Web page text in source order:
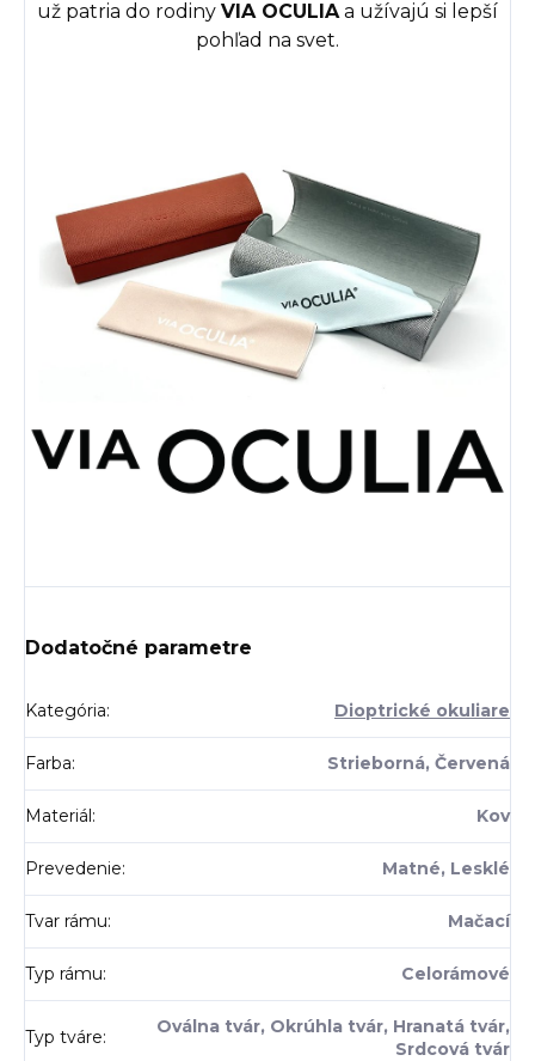
už patria do rodiny VIA OCULIAa užívajú si lepší
pohľad na svet.
Dodatočné parametre
Kategória: Dioptrické okuliare
Farba: Strieborná, Červená
Materiál: Kov
Prevedenie: Matné, Lesklé
Tvar rámu: Mačací
Typ rámu: Celorámové
Typ tváre:
Oválna tvár, Okrúhla tvár, Hranatá tvár,
Srdcová tvár